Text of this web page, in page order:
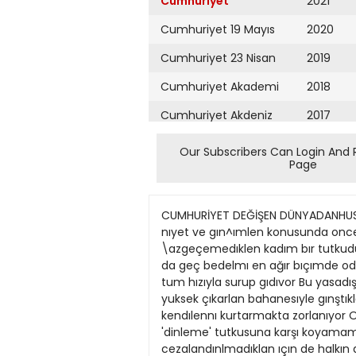
Cumhuriyet 19 Mayıs
Cumhuriyet 23 Nisan
Cumhuriyet Akademi
Cumhuriyet Akdeniz
Cumhuriyet Alışveriş
Cumhuriyet Ankara
Cumhuriyet Büyük
Taaruz
Cumhuriyet
Cumartesi
Cumhuriyet Çevre
2020
2019
2018
2017
2016
2015
2013
2012
2011
2010
2009
Our Subscribers Can Login And
Page
CUMHURİYET DEĞİŞEN DÜNYADANHUSEYIN BAŞ Kral Midas 'ın eşek kulaklanıva;.al \e ekonomık çıkarlar ıçın 'rakiplerini' dınlemek, onlann nıyet ve gın^ımlen konusunda onceden bılgı sahıbı olmak ve zamanında gereklı onlemlen almak tum ıktıdarlann asla \azgeçemedıklen kadım bır tutkudur Yasadışı 'dinleme', kuşkusuz sonsuza dek gızlı kalmıyor Bu tur onursuz ışlere soyunanlar ıse er ya da geç bedelmı en ağır bıçımde oduyor Ancak butun bunlara karşın 'dinleme tutkusu" son derece sofıstıke teknolojılenn de yardımıyla tum hızıyla surup gıdıvor Bu yasadışı gınşımlerkarşısında yasalar çogu zaman yetersız kalıyor. dahası kımı ulkelerde, ıktıdarlann devletın yuksek çıkarlan bahanesıyle gınştıklen "gizli dinleme" ışıne kılıf bıle oluşturuyor Kısaca ıktıdarlar 'dinlemenin' karşı konulmaz cazıbesınden kendılennı kurtarmakta zorlanıyor Orneğın Fransa'da Mhterrand gıbı mustesna bır devlet adamı on dort yıl suren başkanlığı sırasında 'dinleme' tutkusuna karşı koyamamıştır Devlet ıçınde çoreklenmış çeşıtlı çetelenn toplumu tedırgin ettığı ve hıçbır şekılde cezalandınlmadıklan ıçın de halkın devlete olan guvenının dennden sarsıldığı ulkemızde, bu yasadışı 'işin' en perv asız bıçımde uygulanmakta olduğu kımsenın saklısı değil Hırslı polıtikacılar, salt 'muhalefeti' değıl. ulkenın Cumhurbaşkanı ve Sılahlı Kuvvetlen'nı bıle 'gizü yontemlerte dinleyecek' olçude, olçuyu kaçırmışlardır Bır bakan, gazetecılenn kımm kımı dınledığı ıle ılgılı sorulannı, "Dinleme işinin başmdakı kişinin neden Amerika'ya gittiğini düşünun. Sorunun yamtını burada bulacaksınız" dıye yanıtlarken, aslında 'doğnı adresi' ışaret etmektedır Olayın odağinda salt sozu geçen emnıyet gorevlısı ve onu azmettıren sıyasal guç yoktur Dost düşman, gezegenın tum ulkelennı 'dinleven' 'büyük kulak' VVashıngton'dadır Aşağıda Fransa'nın onde gelen haftalık sıyasal dergılennden bın olan L Express dergısınden aktanlan yazı, Bırleşık Devletler'ın ıçlenne 'casus çip' yerleştırerek tum dunya ulkelenne pazarladıklan Promıs haberleşme sıstemıyle aynmsız tüm ulkelen 'dinlediğini' ortaya koyuyor 'Casus çip'lı Promıs > a da benzerlennın ulkemıze de pazarlanıp pazarlanılmadığı bılınmıyor Ancak dunyanın hemen tumunu 'dinkmeye' aîan VVashıngton'un Turkıye'yı 'es' geçmış olmasına ınanmak zor Kesın olan, eşek kulaklı Mıdas'lann ulkemızde de cınt attıklandır 'Küçük kulaklar', eksık gedık yasalann boşluklanndan yararlanarak hırslı polıtikacılann çıkarlan adına 'devletin âli menfaatlan" bahanesı ıle Cumhurbas.kanı"ndan Sılahlı Ku\vetler"e. muhalefetten aydınlara gereklı gorduklennı dınlerken. 'büyük kulak'. kuçuk kulak da dahıl dunyanın hemen